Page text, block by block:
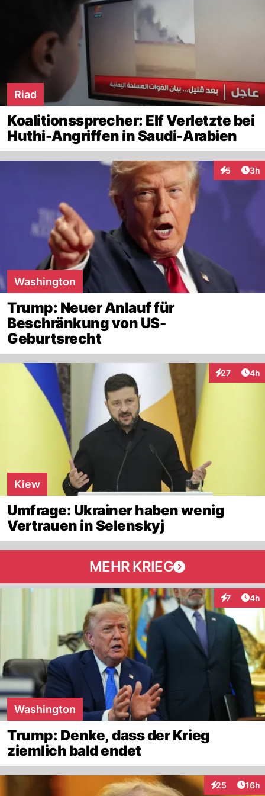
Riad
Koalitionssprecher: Elf Verletzte bei
Huthi-Angriffen in Saudi-Arabien
5 3h
Washington
Trump: Neuer Anlauf für
Beschränkung von US-
Geburtsrecht
27
Interaktionen
4h
Kiew
Umfrage: Ukrainer haben wenig
Vertrauen in Selenskyj
MEHR KRIEG
7 4h
Washington
Trump: Denke, dass der Krieg
ziemlich bald endet
25
Interaktionen
16h